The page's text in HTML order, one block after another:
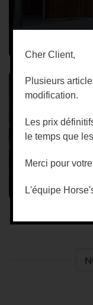
Cher Client,
Plusieurs
modification.
Les prix
le temps que
Merci pour
L'équipe